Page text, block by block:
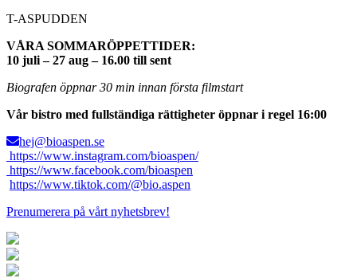
T-ASPUDDEN
VÅRA SOMMARÖPPETTIDER:
10 juli – 27 aug – 16.00 till sent
Biografen öppnar 30 min innan första filmstart
Vår bistro med fullständiga rättigheter öppnar i regel 16:00
hej@bioaspen.se
https://www.instagram.com/bioaspen/
https://www.facebook.com/bioaspen
https://www.tiktok.com/@bio.aspen
Prenumerera på vårt nyhetsbrev!